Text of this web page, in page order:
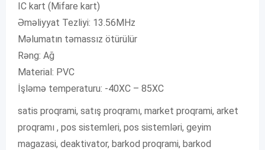
IC kart (Mifare kart)
Əməliyyat Tezliyi: 13.56MHz
Məlumatın təmassız ötürülür
Rəng: Ağ
Material: PVC
İşləmə temperaturu: -40XC – 85XC
satis proqrami, satış proqramı, market proqrami, arket
proqramı , pos sistemleri, pos sistemləri, geyim
magazasi, deaktivator, barkod proqrami, barkod